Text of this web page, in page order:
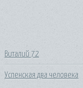
Виталий 72
Успенская два человека